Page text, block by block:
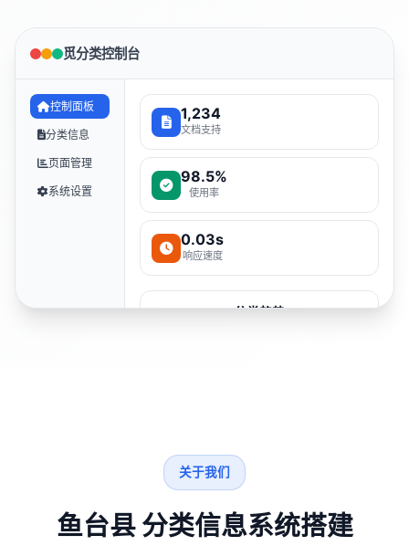
觅分类控制台
控制面板
分类信息
页面管理
系统设置
1,234
文档支持
98.5%
使用率
0.03s
响应速度
分类趋势
关于我们
鱼台县 分类信息系统搭建